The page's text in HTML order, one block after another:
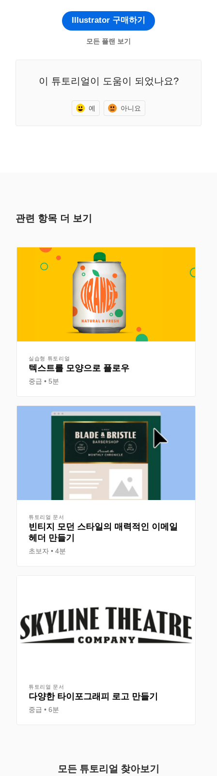
Illustrator 구매하기
모든 플랜 보기
이 튜토리얼이 도움이 되었나요?
예 아니요
관련 항목 더 보기
실습형 튜토리얼
텍스트를 모양으로 플로우
중급 5분
튜토리얼 문서
빈티지 모던 스타일의 매력적인 이메일
헤더 만들기
초보자 4분
튜토리얼 문서
다양한 타이포그래피 로고 만들기
중급 6분
모든 튜토리얼 찾아보기